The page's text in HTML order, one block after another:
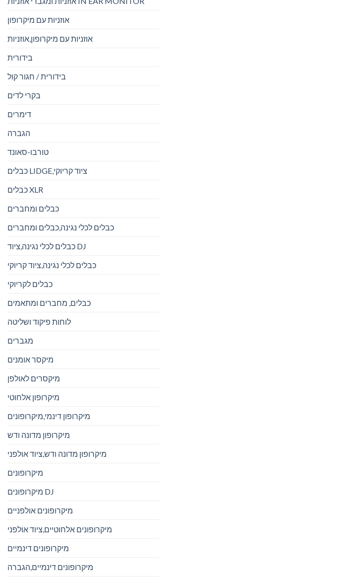
אוזניות עם מיקרופון
אוזניות עם מיקרופון,אוזניות
בידורית
בידורית / חגור קול
בקרי לדים
דימרים
הגברה
טורבו-סאונד
כבלים LIDGE,ציוד קריוקי
כבלים XLR
כבלים ומחברים
כבלים לכלי נגינה,כבלים ומחברים
כבלים לכלי נגינה,ציוד DJ
כבלים לכלי נגינה,ציוד קריוקי
כבלים לקריוקי
כבלים, מחברים ומתאמים
לוחות פיקוד ושליטה
מגברים
מיקסר אומנים
מיקסרים לאולפן
מיקרופון אלחוטי
מיקרופון דינמי,מיקרופונים
מיקרופון מדונה ודש
מיקרופון מדונה ודש,ציוד אולפני
מיקרופונים
מיקרופונים DJ
מיקרופונים אולפניים
מיקרופונים אלחוטיים,ציוד אולפני
מיקרופונים דינמיים
מיקרופונים דינמיים,הגברה